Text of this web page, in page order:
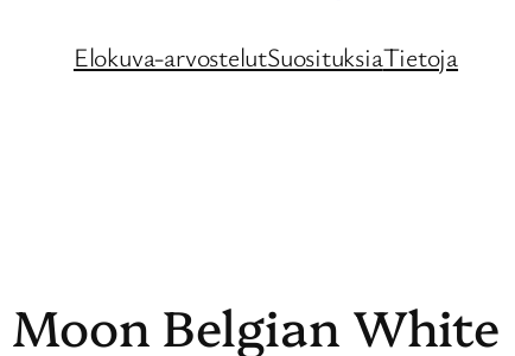
Elokuva-arvostelutSuosituksiaTietoja
Belgian White